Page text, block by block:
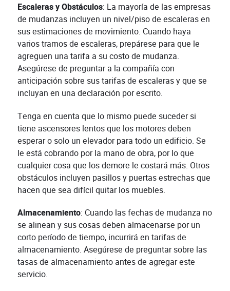
Escaleras y Obstáculos: La mayoría de las empresas
de mudanzas incluyen un nivel/piso de escaleras en
sus estimaciones de movimiento. Cuando haya
varios tramos de escaleras, prepárese para que le
agreguen una tarifa a su costo de mudanza.
Asegúrese de preguntar a la compañía con
anticipación sobre sus tarifas de escaleras y que se
incluyan en una declaración por escrito.
Tenga en cuenta que lo mismo puede suceder si
tiene ascensores lentos que los motores deben
esperar o solo un elevador para todo un edificio. Se
le está cobrando por la mano de obra, por lo que
cualquier cosa que los demore le costará más. Otros
obstáculos incluyen pasillos y puertas estrechas que
hacen que sea difícil quitar los muebles.
Almacenamiento: Cuando las fechas de mudanza no
se alinean y sus cosas deben almacenarse por un
corto período de tiempo, incurrirá en tarifas de
almacenamiento. Asegúrese de preguntar sobre las
tasas de almacenamiento antes de agregar este
servicio.